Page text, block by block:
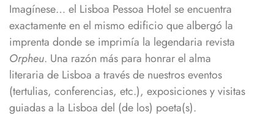
Imagínese… el Lisboa Pessoa Hotel se encuentra
exactamente en el mismo edificio que albergó la
imprenta donde se imprimía la legendaria revista
Orpheu. Una razón más para honrar el alma
literaria de Lisboa a través de nuestros eventos
(tertulias, conferencias, etc.), exposiciones y visitas
guiadas a la Lisboa del (de los) poeta(s).